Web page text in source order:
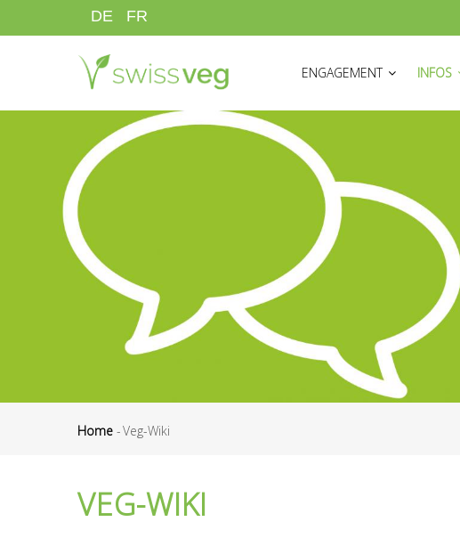
zum
DE FR
ENGAGEMENT
INFOS
Home -Veg-Wiki
VEG-WIKI